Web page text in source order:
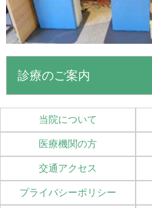
診療のご案内
当院について
医療機関の方
交通アクセス
プライバシーポリシー